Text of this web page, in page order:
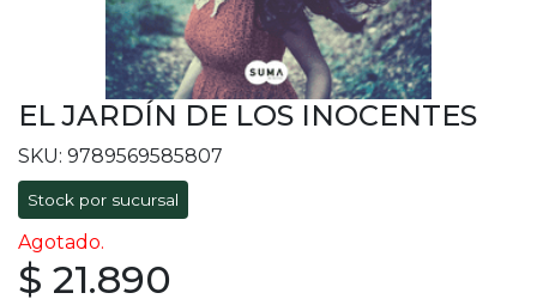
EL JARDÍN DE LOS INOCENTES
SKU: 9789569585807
Stock por sucursal
Agotado.
$ 21.890